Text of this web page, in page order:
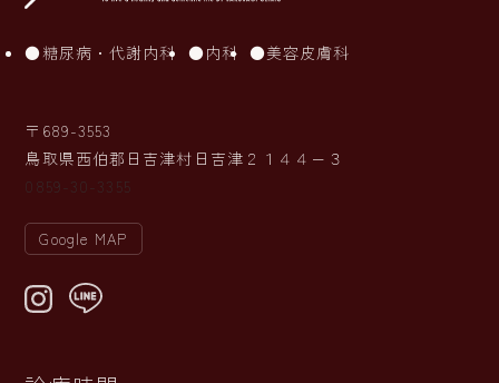
糖尿病・代謝内科 内科 美容皮膚科
〒689-3553
鳥取県西伯郡日吉津村日吉津２１４４−３
0859-30-3355
Google MAP